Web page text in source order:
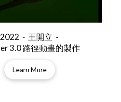
2022 - 王開立 -
3.0 路徑動畫的製作
Learn More